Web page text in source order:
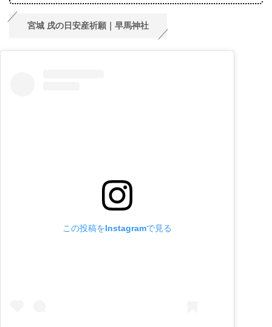
宮城 戌の日安産祈願｜早馬神社
この投稿をInstagramで見る